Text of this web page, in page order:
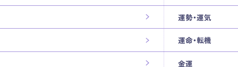
運勢・運気
運命・転機
金運